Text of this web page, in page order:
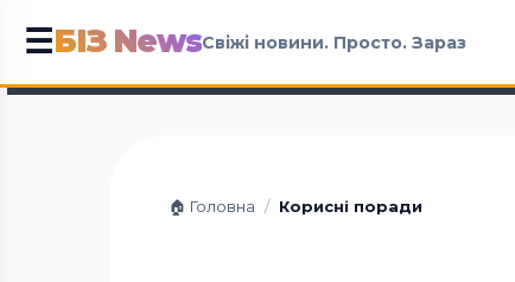
☰БІЗ NewsСвіжі новини. Просто. Зараз
🏠 Головна / Корисні поради